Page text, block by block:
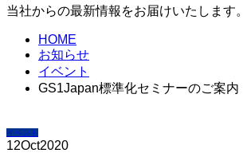
当社からの最新情報をお届けいたします。
HOME
お知らせ
イベント
GS1Japan標準化セミナーのご案内
イベント
12Oct2020